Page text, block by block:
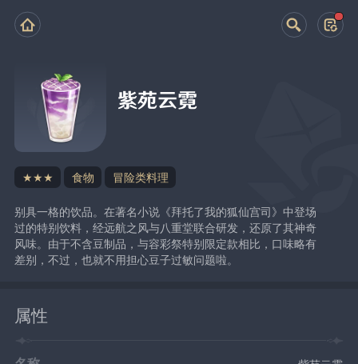
紫苑云霓
★★★ 食物 冒险类料理
别具一格的饮品。在著名小说《拜托了我的狐仙宫司》中登场
过的特别饮料，经远航之风与八重堂联合研发，还原了其神奇
风味。由于不含豆制品，与容彩祭特别限定款相比，口味略有
差别，不过，也就不用担心豆子过敏问题啦。
属性